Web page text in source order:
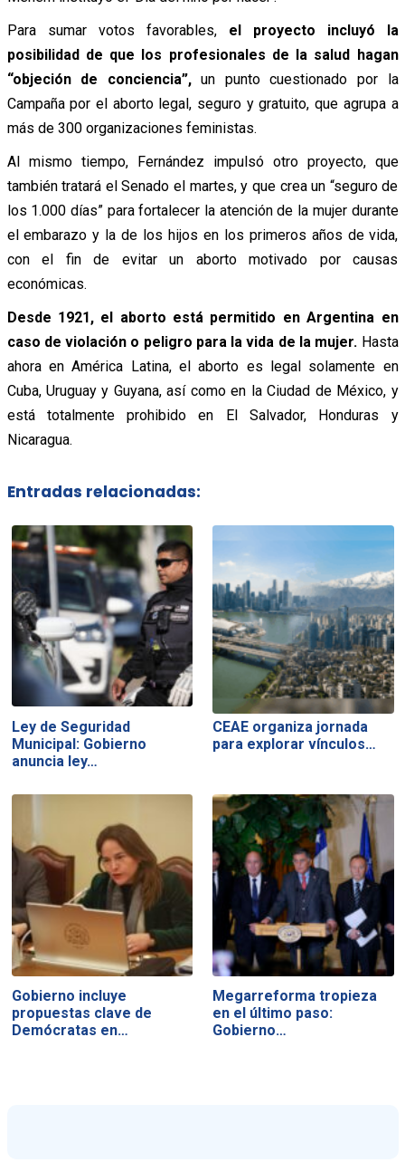
Para sumar votos favorables, el proyecto incluyó la
posibilidad de que los profesionales de la salud hagan
“objeción de conciencia”,un punto cuestionado por la
Campaña por el aborto legal, seguro y gratuito, que agrupa a
más de 300 organizaciones feministas.
Al mismo tiempo, Fernández impulsó otro proyecto, que
también tratará el Senado el martes, y que crea un “seguro de
los 1.000 días” para fortalecer la atención de la mujer durante
el embarazo y la de los hijos en los primeros años de vida,
con el fin de evitar un aborto motivado por causas
económicas.
Desde 1921, el aborto está permitido en Argentina en
caso de violación o peligro para la vida de la mujer. Hasta
ahora en América Latina, el aborto es legal solamente en
Cuba, Uruguay y Guyana, así como en la Ciudad de México, y
está totalmente prohibido en El Salvador, Honduras y
Nicaragua.
Entradas relacionadas:
Ley de Seguridad
Municipal: Gobierno
anuncia ley…
CEAE organiza jornada
para explorar vínculos…
Gobierno incluye
propuestas clave de
Demócratas en…
Megarreforma tropieza
en el último paso:
Gobierno…